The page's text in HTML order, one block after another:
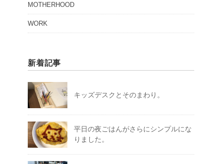
MOTHERHOOD
WORK
新着記事
キッズデスクとそのまわり。
平日の夜ごはんがさらにシンプルにな
りました。